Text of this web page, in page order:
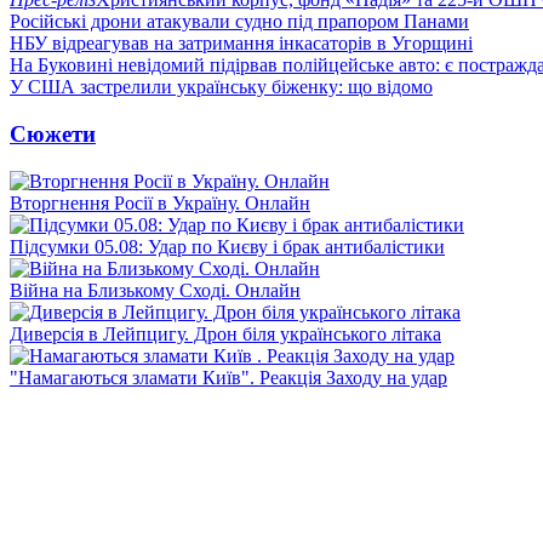
Російські дрони атакували судно під прапором Панами
НБУ відреагував на затримання інкасаторів в Угорщині
На Буковині невідомий підірвав полійцейське авто: є
У США застрелили українську біженку: що відомо
Сюжети
Вторгнення Росії в Україну. Онлайн
Підсумки 05.08: Удар по Києву і брак антибалістики
Війна на Близькому Сході. Онлайн
Диверсія в Лейпцигу. Дрон біля українського літака
"Намагаються зламати Київ". Реакція Заходу на удар